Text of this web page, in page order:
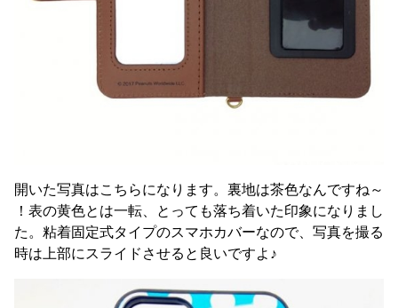
開いた写真はこちらになります。裏地は茶色なんですね～
！表の黄色とは一転、とっても落ち着いた印象になりまし
た。粘着固定式タイプのスマホカバーなので、写真を撮る
時は上部にスライドさせると良いですよ♪